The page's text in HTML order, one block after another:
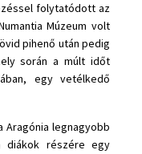
folytatódott az
Múzeum volt
pihenő után pedig
során a múlt időt
egy vetélkedő
Aragónia legnagyobb
diákok részére egy